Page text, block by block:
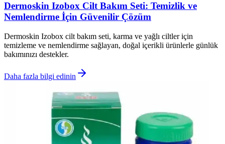
Dermoskin Izobox Cilt Bakım Seti: Temizlik ve
Nemlendirme İçin Güvenilir Çözüm
Dermoskin Izobox cilt bakım seti, karma ve yağlı ciltler için
temizleme ve nemlendirme sağlayan, doğal içerikli ürünlerle günlük
bakımınızı destekler.
Daha fazla bilgi edinin